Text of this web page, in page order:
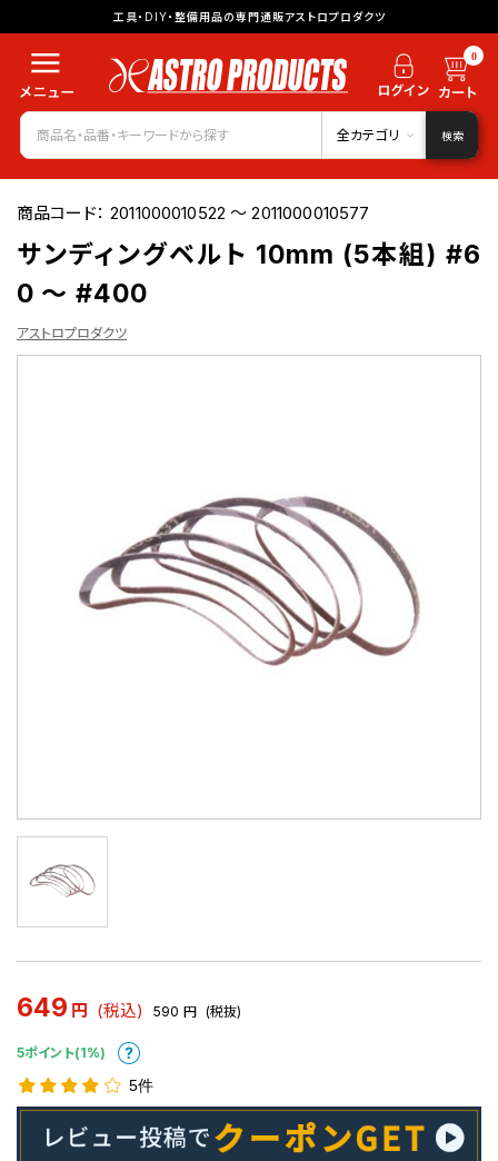
工具・DIY・整備用品の専門通販アストロプロダクツ
0
全カテゴリ 検索
商品コード：2011000010522 ～ 2011000010577
サンディングベルト 10mm (5本組) #6
0 ～ #400
アストロプロダクツ
649 円 (税込) 590 円 (税抜)
5ポイント(1%)
5件